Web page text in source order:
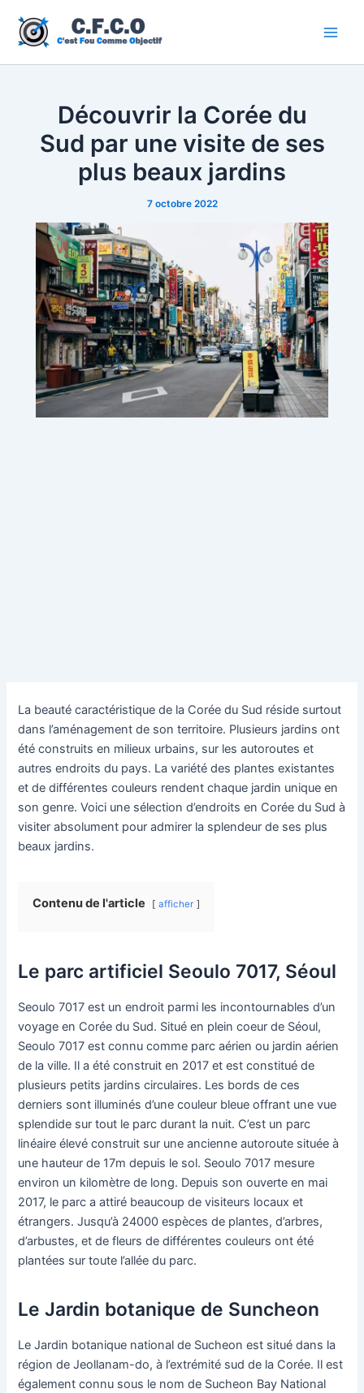
contenu
Découvrir la Corée du
Sud par une visite de ses
plus beaux jardins
7 octobre 2022
La beauté caractéristique de la Corée du Sud réside surtout
dans l’aménagement de son territoire. Plusieurs jardins ont
été construits en milieux urbains, sur les autoroutes et
autres endroits du pays. La variété des plantes existantes
et de différentes couleurs rendent chaque jardin unique en
son genre. Voici une sélection d’endroits en Corée du Sud à
visiter absolument pour admirer la splendeur de ses plus
beaux jardins.
Contenu de l'article afficher
Le parc artificiel Seoulo 7017, Séoul
Seoulo 7017 est un endroit parmi les incontournables d’un
voyage en Corée du Sud. Situé en plein coeur de Séoul,
Seoulo 7017 est connu comme parc aérien ou jardin aérien
de la ville. Il a été construit en 2017 et est constitué de
plusieurs petits jardins circulaires. Les bords de ces
derniers sont illuminés d’une couleur bleue offrant une vue
splendide sur tout le parc durant la nuit. C’est un parc
linéaire élevé construit sur une ancienne autoroute située à
une hauteur de 17m depuis le sol. Seoulo 7017 mesure
environ un kilomètre de long. Depuis son ouverte en mai
2017, le parc a attiré beaucoup de visiteurs locaux et
étrangers. Jusqu’à 24000 espèces de plantes, d’arbres,
d’arbustes, et de fleurs de différentes couleurs ont été
plantées sur toute l’allée du parc.
Le Jardin botanique de Suncheon
Le Jardin botanique national de Sucheon est situé dans la
région de Jeollanam-do, à l’extrémité sud de la Corée. Il est
également connu sous le nom de Sucheon Bay National